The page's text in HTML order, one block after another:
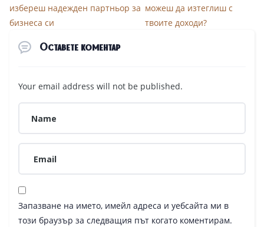
избереш надежден партньор за
бизнеса си
можеш да изтеглиш с
твоите доходи?
Оставете коментар
Your email address will not be published.
Запазване на името, имейл адреса и уебсайта ми в
този браузър за следващия път когато коментирам.